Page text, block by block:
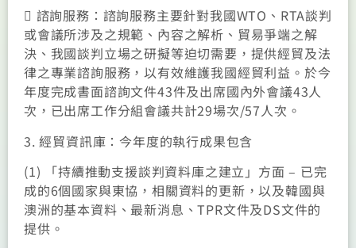
 諮詢服務：諮詢服務主要針對我國WTO、RTA談判
或會議所涉及之規範、內容之解析、貿易爭端之解
決、我國談判立場之研擬等迫切需要，提供經貿及法
律之專業諮詢服務，以有效維護我國經貿利益。於今
年度完成書面諮詢文件43件及出席國內外會議43人
次，已出席工作分組會議共計29場次/57人次。
3. 經貿資訊庫：今年度的執行成果包含
(1) 「持續推動支援談判資料庫之建立」方面 – 已完
成的6個國家與東協，相關資料的更新，以及韓國與
澳洲的基本資料、最新消息、TPR文件及DS文件的
提供。